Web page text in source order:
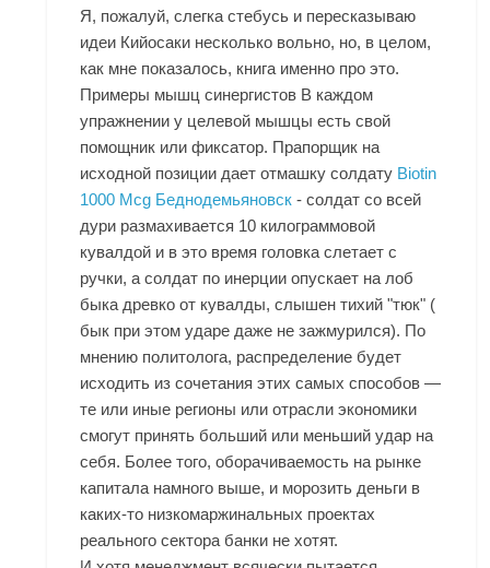
Я, пожалуй, слегка стебусь и пересказываю
идеи Кийосаки несколько вольно, но, в целом,
как мне показалось, книга именно про это.
Примеры мышц синергистов В каждом
упражнении у целевой мышцы есть свой
помощник или фиксатор. Прапорщик на
исходной позиции дает отмашку солдату Biotin
1000 Mcg Беднодемьяновск - солдат со всей
дури размахивается 10 килограммовой
кувалдой и в это время головка слетает с
ручки, а солдат по инерции опускает на лоб
быка древко от кувалды, слышен тихий "тюк" (
бык при этом ударе даже не зажмурился). По
мнению политолога, распределение будет
исходить из сочетания этих самых способов —
те или иные регионы или отрасли экономики
смогут принять больший или меньший удар на
себя. Более того, оборачиваемость на рынке
капитала намного выше, и морозить деньги в
каких-то низкомаржинальных проектах
реального сектора банки не хотят.